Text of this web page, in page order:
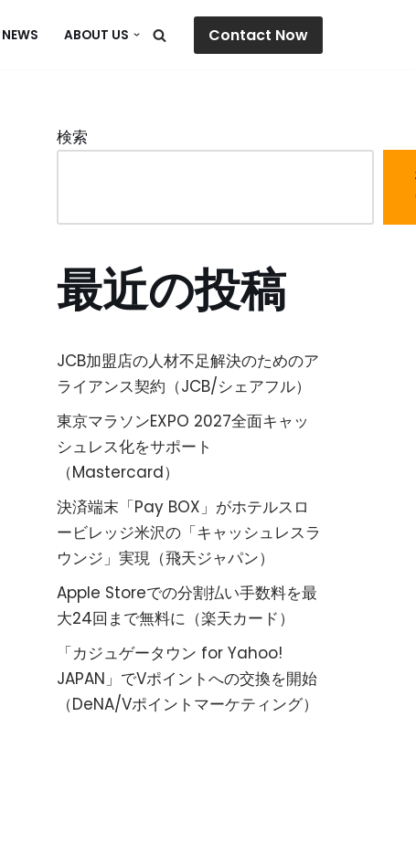
NEWS ABOUT US Contact Now
検索
最近の投稿
JCB加盟店の人材不足解決のためのア
ライアンス契約（JCB/シェアフル）
東京マラソンEXPO 2027全面キャッ
シュレス化をサポート
（Mastercard）
決済端末「Pay BOX」がホテルスロ
ービレッジ米沢の「キャッシュレスラ
ウンジ」実現（飛天ジャパン）
Apple Storeでの分割払い手数料を最
大24回まで無料に（楽天カード）
「カジュゲータウン for Yahoo!
JAPAN」でVポイントへの交換を開始
（DeNA/Vポイントマーケティング）